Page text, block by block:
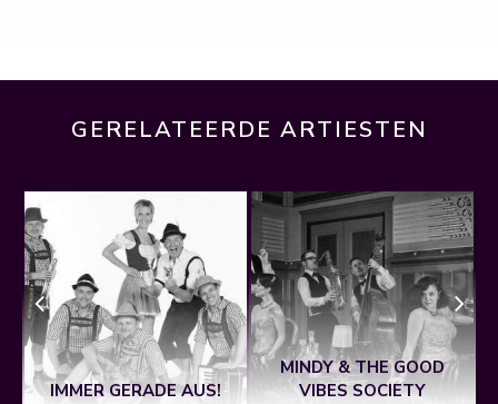
GERELATEERDE ARTIESTEN
IMMER GERADE AUS!
MINDY & THE GOOD
VIBES SOCIETY